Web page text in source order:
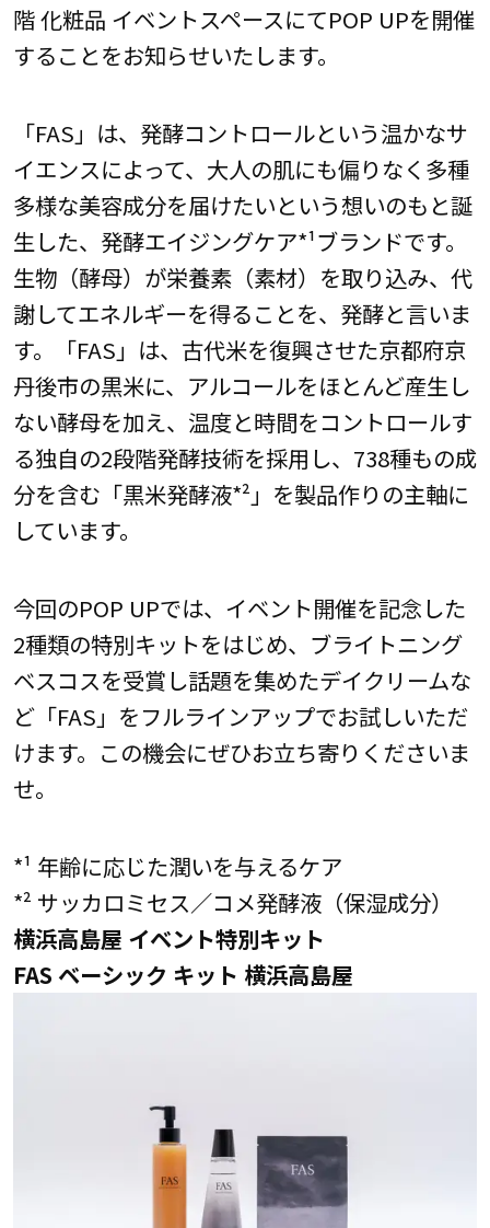
階 化粧品 イベントスペースにてPOP UPを開催
することをお知らせいたします。
「FAS」は、発酵コントロールという温かなサ
イエンスによって、大人の肌にも偏りなく多種
多様な美容成分を届けたいという想いのもと誕
生した、発酵エイジングケア*¹ブランドです。
生物（酵母）が栄養素（素材）を取り込み、代
謝してエネルギーを得ることを、発酵と言いま
す。「FAS」は、古代米を復興させた京都府京
丹後市の黒米に、アルコールをほとんど産生し
ない酵母を加え、温度と時間をコントロールす
る独自の2段階発酵技術を採用し、738種もの成
分を含む「黒米発酵液*²」を製品作りの主軸に
しています。
今回のPOP UPでは、イベント開催を記念した
2種類の特別キットをはじめ、ブライトニング
ベスコスを受賞し話題を集めたデイクリームな
ど「FAS」をフルラインアップでお試しいただ
けます。この機会にぜひお立ち寄りくださいま
せ。
*¹ 年齢に応じた潤いを与えるケア
*² サッカロミセス／コメ発酵液（保湿成分）
横浜高島屋 イベント特別キット
FAS ベーシック キット 横浜高島屋